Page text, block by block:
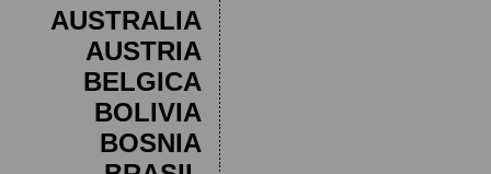
AUSTRALIA
AUSTRIA
BELGICA
BOLIVIA
BOSNIA